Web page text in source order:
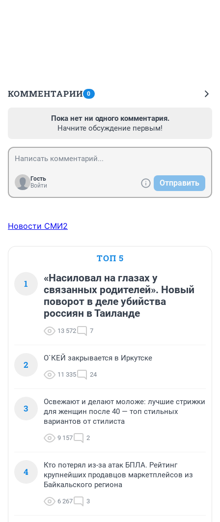
КОММЕНТАРИИ 0
Пока нет ни одного комментария.
Начните обсуждение первым!
Гость
Войти
Отправить
Новости СМИ2
ТОП 5
1
«Насиловал на глазах у
связанных родителей». Новый
поворот в деле убийства
россиян в Таиланде
13 572 7
2
О`КЕЙ закрывается в Иркутске
11 335 24
3
Освежают и делают моложе: лучшие стрижки
для женщин после 40 — топ стильных
вариантов от стилиста
9 157 2
4
Кто потерял из-за атак БПЛА. Рейтинг
крупнейших продавцов маркетплейсов из
Байкальского региона
6 267 3